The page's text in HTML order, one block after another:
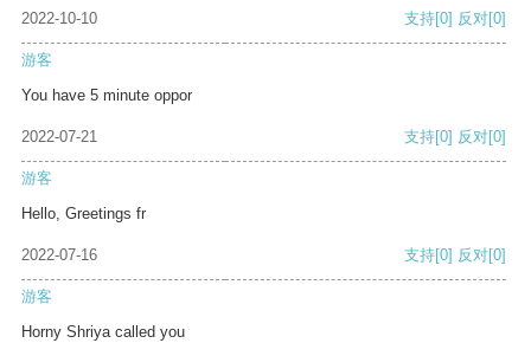
2022-10-10 支持[0] 反对[0]
游客
You have 5 minute oppor
2022-07-21 支持[0] 反对[0]
游客
Hello, Greetings fr
2022-07-16 支持[0] 反对[0]
游客
Horny Shriya called you